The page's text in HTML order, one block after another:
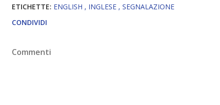
ETICHETTE: ENGLISH INGLESE
SEGNALAZIONE
CONDIVIDI
Commenti